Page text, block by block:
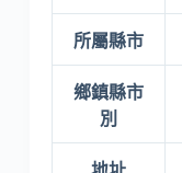
所屬縣市
鄉鎮縣市
別